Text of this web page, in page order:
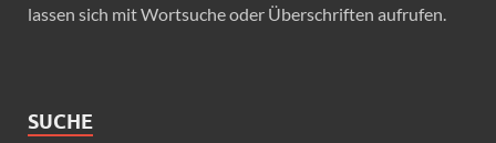
lassen sich mit Wortsuche oder Überschriften aufrufen.
SUCHE